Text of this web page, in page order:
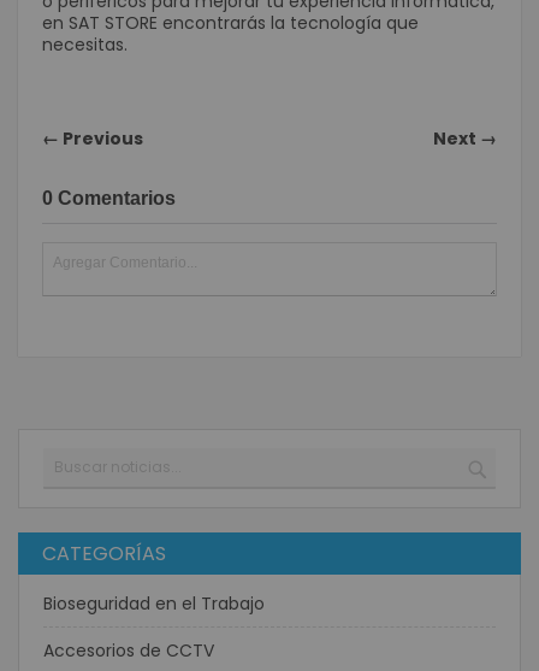
en SAT STORE encontrarás la tecnología que
necesitas.
← Previous Next →
0 Comentarios
Buscar
CATEGORÍAS
Bioseguridad en el Trabajo
Accesorios de CCTV